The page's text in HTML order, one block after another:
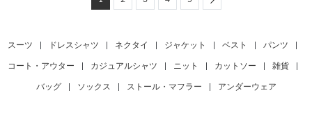
スーツ ドレスシャツ ネクタイ ジャケット ベスト パンツ
コート・アウター カジュアルシャツ ニット カットソー 雑貨
バッグ ソックス ストール・マフラー アンダーウェア